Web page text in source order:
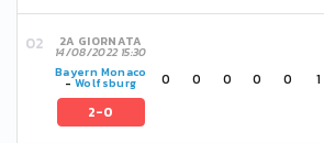
2A GIORNATA
14/08/2022 15:30
Bayern Monaco
-Wolfsburg
2-0
0 0 0 0 0 1